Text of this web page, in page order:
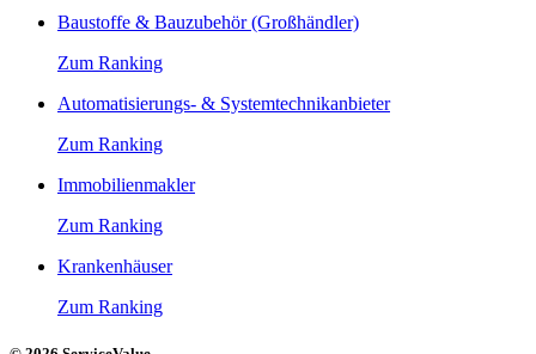
Baustoffe & Bauzubehör (Großhändler)
Zum Ranking
Automatisierungs- & Systemtechnikanbieter
Zum Ranking
Immobilienmakler
Zum Ranking
Krankenhäuser
Zum Ranking